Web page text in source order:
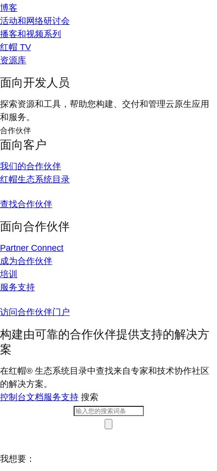
博客
活动和网络研讨会
播客和视频系列
红帽 TV
资源库
面向开发人员
探索资源和工具，帮助您构建、交付和管理云原生应用
和服务。
合作伙伴
面向客户
我们的合作伙伴
红帽生态系统目录
查找合作伙伴
面向合作伙伴
Partner Connect
成为合作伙伴
培训
服务支持
访问合作伙伴门户
构建由可靠的合作伙伴提供支持的解决方
案
在红帽® 生态系统目录中查找来自专家和技术协作社区
的解决方案。
控制台文档服务支持 搜索
我想要：